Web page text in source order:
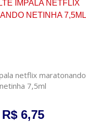
netflix maratonando
netinha 7,5ml
R$ 6,75